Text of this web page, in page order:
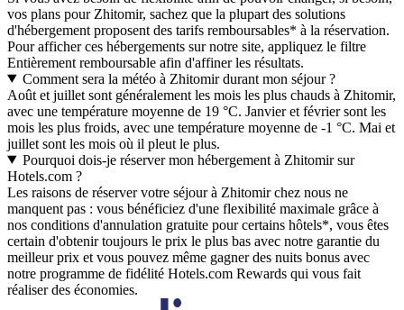
vos plans pour Zhitomir, sachez que la plupart des solutions
d'hébergement proposent des tarifs remboursables* à la réservation.
Pour afficher ces hébergements sur notre site, appliquez le filtre
Entièrement remboursable afin d'affiner les résultats.
Comment sera la météo à Zhitomir durant mon séjour ?
Août et juillet sont généralement les mois les plus chauds à Zhitomir,
avec une température moyenne de 19 °C. Janvier et février sont les
mois les plus froids, avec une température moyenne de -1 °C. Mai et
juillet sont les mois où il pleut le plus.
Pourquoi dois-je réserver mon hébergement à Zhitomir sur
Hotels.com ?
Les raisons de réserver votre séjour à Zhitomir chez nous ne
manquent pas : vous bénéficiez d'une flexibilité maximale grâce à
nos conditions d'annulation gratuite pour certains hôtels*, vous êtes
certain d'obtenir toujours le prix le plus bas avec notre garantie du
meilleur prix et vous pouvez même gagner des nuits bonus avec
notre programme de fidélité Hotels.com Rewards qui vous fait
réaliser des économies.